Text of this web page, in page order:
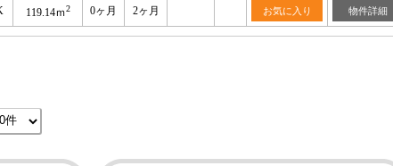
119.14ｍ2 0ヶ月 2ヶ月 お気に入り 物件詳細